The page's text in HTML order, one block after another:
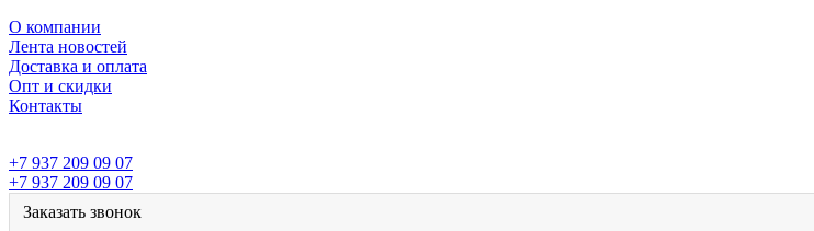
О компании
Лента новостей
Доставка и оплата
Опт и скидки
Контакты
+7 937 209 09 07
+7 937 209 09 07
Заказать звонок